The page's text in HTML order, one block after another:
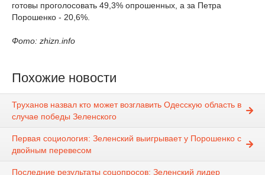
готовы проголосовать 49,3% опрошенных, а за Петра
Порошенко - 20,6%.
Фото: zhizn.info
Похожие новости
Труханов назвал кто может возглавить Одесскую область в
случае победы Зеленского
Первая социология: Зеленский выигрывает у Порошенко с
двойным перевесом
Последние результаты соцопросов: Зеленский лидер